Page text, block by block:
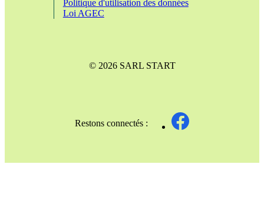
Politique d'utilisation des données
Loi AGEC
© 2026 SARL START
Restons connectés :